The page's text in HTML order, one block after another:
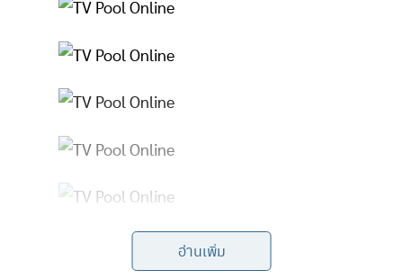
อ่านเพิ่ม